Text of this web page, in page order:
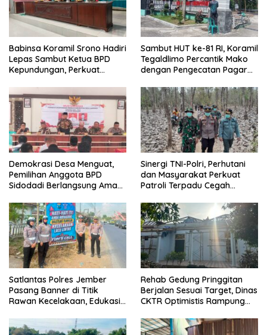
Babinsa Koramil Srono Hadiri
Lepas Sambut Ketua BPD
Kepundungan, Perkuat
Sambut HUT ke-81 RI, Koramil
Tegaldlimo Percantik Mako
dengan Pengecatan Pagar
Demokrasi Desa Menguat,
Pemilihan Anggota BPD
Sidodadi Berlangsung Aman
Babinsa dan
Bhabinkamtibmas
Sinergi TNI-Polri, Perhutani
dan Masyarakat Perkuat
Patroli Terpadu Cegah
Satlantas Polres Jember
Pasang Banner di Titik
Rawan Kecelakaan, Edukasi
Keselamatan
Rehab Gedung Pringgitan
Berjalan Sesuai Target, Dinas
CKTR Optimistis Rampung